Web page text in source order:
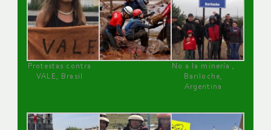
Protestas contra
VALE, Brasil
No a la minería ,
Bariloche,
Argentina